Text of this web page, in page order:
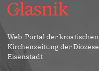
Web-Portal der kroatischen
Kirchenzeitung der Diözese
Eisenstadt